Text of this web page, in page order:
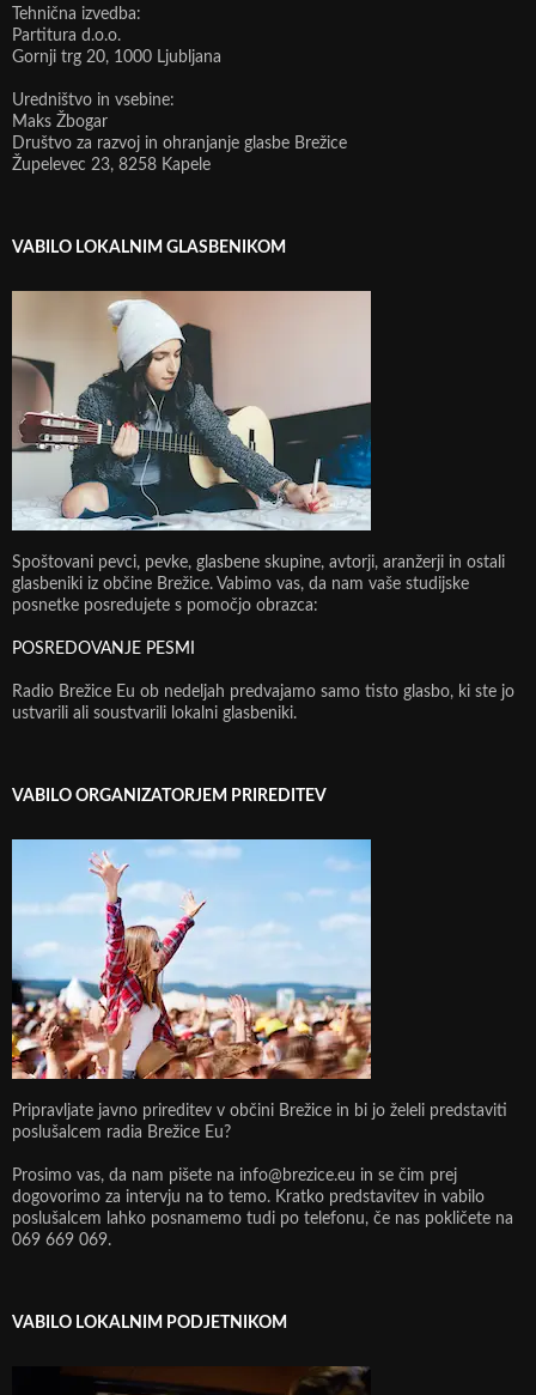
Tehnična izvedba:
Partitura d.o.o.
Gornji trg 20, 1000 Ljubljana
Uredništvo in vsebine:
Maks Žbogar
Društvo za razvoj in ohranjanje glasbe Brežice
Župelevec 23, 8258 Kapele
VABILO LOKALNIM GLASBENIKOM
Spoštovani pevci, pevke, glasbene skupine, avtorji, aranžerji in ostali
glasbeniki iz občine Brežice. Vabimo vas, da nam vaše studijske
posnetke posredujete s pomočjo obrazca:
POSREDOVANJE PESMI
Radio Brežice Eu ob nedeljah predvajamo samo tisto glasbo, ki ste jo
ustvarili ali soustvarili lokalni glasbeniki.
VABILO ORGANIZATORJEM PRIREDITEV
Pripravljate javno prireditev v občini Brežice in bi jo želeli predstaviti
poslušalcem radia Brežice Eu?
Prosimo vas, da nam pišete na info@brezice.eu in se čim prej
dogovorimo za intervju na to temo. Kratko predstavitev in vabilo
poslušalcem lahko posnamemo tudi po telefonu, če nas pokličete na
069 669 069.
VABILO LOKALNIM PODJETNIKOM